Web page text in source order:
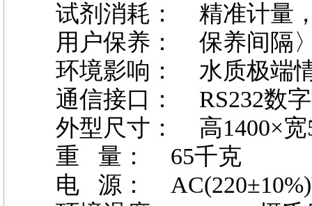
试剂消耗：
精准计量
用户保养：
保养间隔
环境影响：
水质极端
通信接口：
RS232数
外型尺寸：
高1400×宽
重 量： 65千克
电 源：